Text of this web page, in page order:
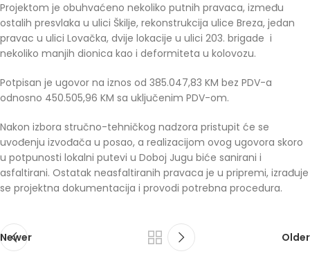
Projektom je obuhvaćeno nekoliko putnih pravaca, između
ostalih presvlaka u ulici Škilje, rekonstrukcija ulice Breza, jedan
pravac u ulici Lovačka, dvije lokacije u ulici 203. brigade i
nekoliko manjih dionica kao i deformiteta u kolovozu.
Potpisan je ugovor na iznos od 385.047,83 KM bez PDV-a
odnosno 450.505,96 KM sa uključenim PDV-om.
Nakon izbora stručno-tehničkog nadzora pristupit će se
uvođenju izvođača u posao, a realizacijom ovog ugovora skoro
u potpunosti lokalni putevi u Doboj Jugu biće sanirani i
asfaltirani. Ostatak neasfaltiranih pravaca je u pripremi, izrađuje
se projektna dokumentacija i provodi potrebna procedura.
Newer Older